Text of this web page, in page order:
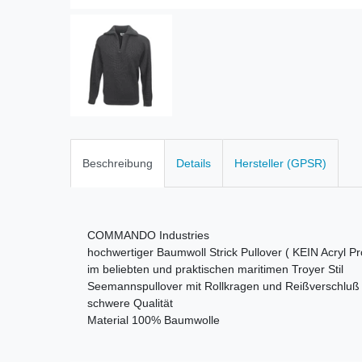
Beschreibung Details Hersteller (GPSR)
COMMANDO Industries
hochwertiger Baumwoll Strick Pullover ( KEIN Acryl
im beliebten und praktischen maritimen Troyer Stil
Seemannspullover mit Rollkragen und Reißverschluß
schwere Qualität
Material 100% Baumwolle